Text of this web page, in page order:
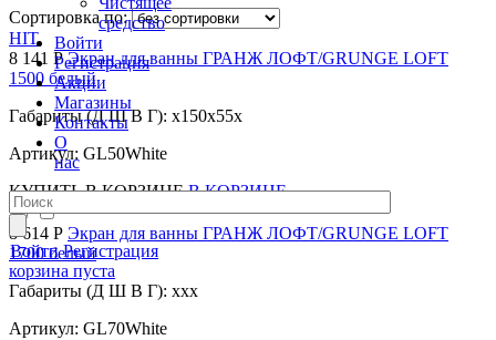
средство
Войти
Регистрация
Акции
Магазины
Контакты
О
нас
Войти Регистрация
корзина пуста
Сортировка по:
HIT
8 141 РЭкран для ванны ГРАНЖ ЛОФТ/GRUNGE LOFT
1500 белый
Габариты (Д Ш В Г): x150x55x
Артикул: GL50White
КУПИТЬ В КОРЗИНЕ В КОРЗИНЕ
8 614 Р Экран для ванны ГРАНЖ ЛОФТ/GRUNGE LOFT
1700 белый
Габариты (Д Ш В Г): xxx
Артикул: GL70White